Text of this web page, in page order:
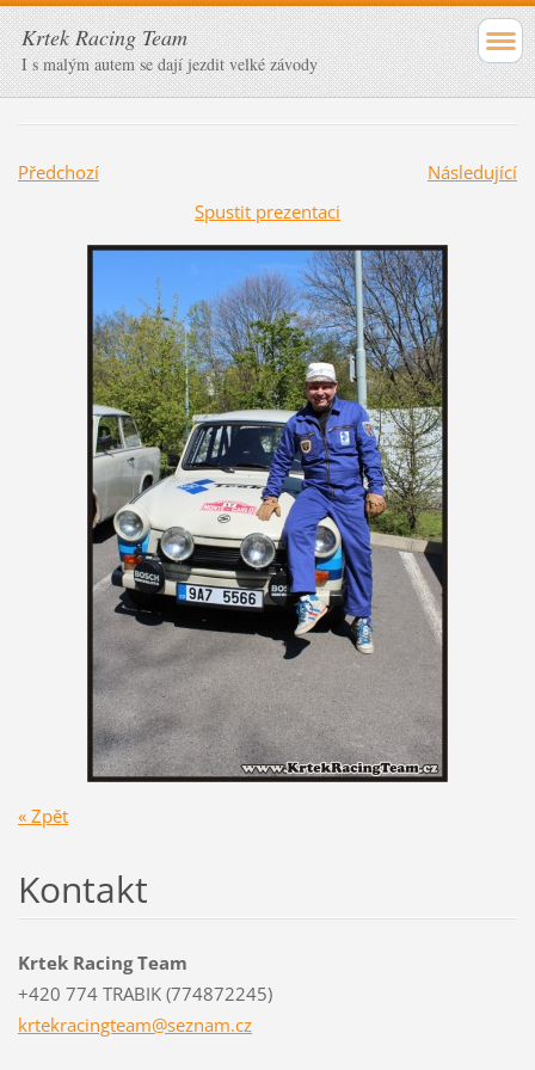
Krtek Racing Team
I s malým autem se dají jezdit velké závody
Předchozí
Následující
Spustit prezentaci
« Zpět
Kontakt
Krtek Racing Team
+420 774 TRABIK (774872245)
krtekracingteam@seznam.cz